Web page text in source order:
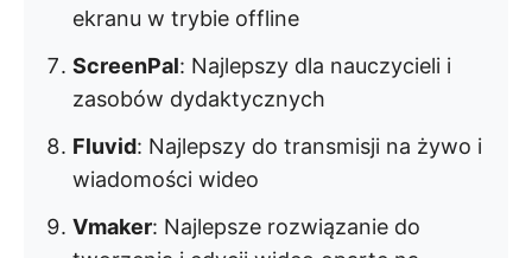
ekranu w trybie offline
ScreenPal: Najlepszy dla nauczycieli i
zasobów dydaktycznych
Fluvid: Najlepszy do transmisji na żywo i
wiadomości wideo
Vmaker: Najlepsze rozwiązanie do